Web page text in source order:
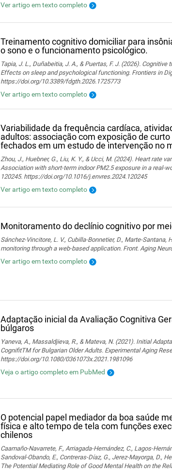
Ver artigo em texto completo
Treinamento cognitivo domiciliar para
o sono e o funcionamento psicológico.
Tapia, J. L., Duñabeitia, J. A., & Puertas, F. J. (2026).
Effects on sleep and psychological functioning. Frontiers in
https://doi.org/10.3389/fdgth.2026.1725773
Ver artigo em texto completo
Variabilidade da frequência cardíaca,
adultos: associação com exposição de
fechados em um estudo de intervenção no
Zhou, J., Huebner, G., Liu, K. Y., & Ucci, M. (2024). Heart rate
Association with short-term indoor PM2.5 exposure in a real-
120245. https://doi.org/10.1016/j.envres.2024.120245
Ver artigo em texto completo
Monitoramento do declínio cognitivo por
Sánchez-Vincitore, L. V., Cubilla-Bonnetier, D., Marte-Santana,
monitoring through a web-based application. Front. Aging
Ver artigo em texto completo
Adaptação inicial da Avaliação Cognitiva
búlgaros
Yaneva, A., Massaldjieva, R., & Mateva, N. (2021). Initial
CognifitTM for Bulgarian Older Adults. Experimental Aging
https://doi.org/10.1080/0361073x.2021.1981096
Veja o artigo completo em PubMed
O potencial papel mediador da boa saúde
física e alto tempo de tela com funções
chilenos
Caamaño-Navarrete, F., Arriagada-Hernández, C., Lagos-
Sandoval-Obando, E., Contreras-Díaz, G., Jerez-Mayorga, D.,
The Potential Mediating Role of Good Mental Health on the